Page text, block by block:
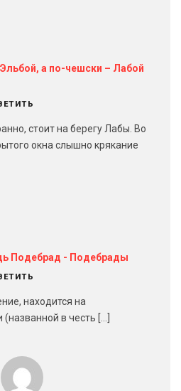
а по-чешски – Лабой
стоит на берегу Лабы. Во
окна слышно крякание
Подебрад - Подебрады
находится на
в честь […]